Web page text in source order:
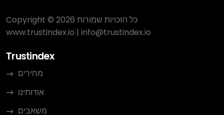
Copyright © 2026 כל הזכויות שמורות
www.trustindex.io | info@trustindex.io
Trustindex
מחירים
אודותינו
משאבים